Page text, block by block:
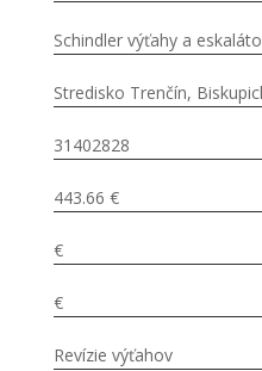
Schindler výťahy a
Stredisko Trenčín,
31402828
443.66 €
€
€
Revízie výťahov